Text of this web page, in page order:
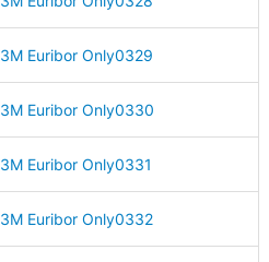
3M Euribor Only0329
3M Euribor Only0330
3M Euribor Only0331
3M Euribor Only0332